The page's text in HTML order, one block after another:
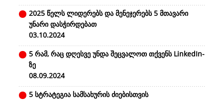
2025 წელს ლიდერებს და მენეჯერებს 5 მთავარი
უნარი დასჭირდებათ
03.10.2024
5 რამ, რაც დღესვე უნდა შეცვალოთ თქვენს LinkedIn-
ზე
08.09.2024
5 სტრატეგია სამსახურის ძიებისთვის